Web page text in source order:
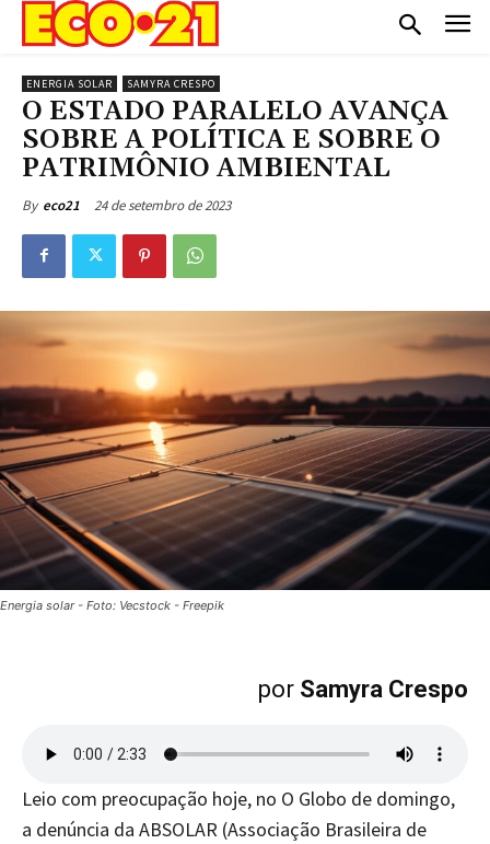
ENERGIA SOLAR SAMYRA CRESPO
O ESTADO PARALELO AVANÇA
SOBRE A POLÍTICA E SOBRE O
PATRIMÔNIO AMBIENTAL
By eco21 24 de setembro de 2023
Energia solar - Foto: Vecstock - Freepik
por Samyra Crespo
Leio com preocupação hoje, no O Globo de domingo,
a denúncia da ABSOLAR (Associação Brasileira de